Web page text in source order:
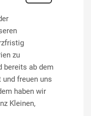
zu
bereits ab dem
freuen uns
haben wir
Kleinen,